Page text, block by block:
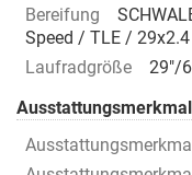
Bereifung
Speed / TLE / 29x2.4
Laufradgröße
29"/